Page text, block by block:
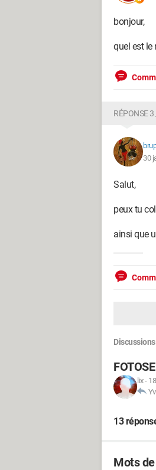
bonjour,
quel est le
RÉPONSE
30
Salut,
peux tu
ainsi que
lix-
13
Mots